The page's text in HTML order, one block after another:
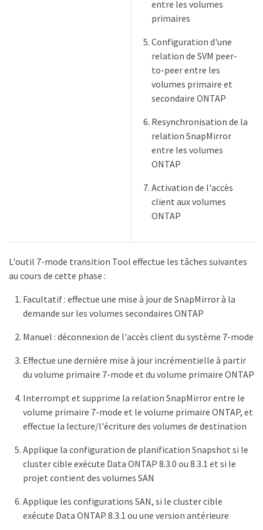
entre les volumes
primaires
Configuration d'une
relation de SVM peer-
to-peer entre les
volumes primaire et
secondaire ONTAP
Resynchronisation de la
relation SnapMirror
entre les volumes
ONTAP
Activation de l'accès
client aux volumes
ONTAP
L'outil 7-mode transition Tool effectue les tâches suivantes
au cours de cette phase :
Facultatif : effectue une mise à jour de SnapMirror à la
demande sur les volumes secondaires ONTAP
Manuel : déconnexion de l'accès client du système 7-mode
Effectue une dernière mise à jour incrémentielle à partir
du volume primaire 7-mode et du volume primaire ONTAP
Interrompt et supprime la relation SnapMirror entre le
volume primaire 7-mode et le volume primaire ONTAP, et
effectue la lecture/l'écriture des volumes de destination
Applique la configuration de planification Snapshot si le
cluster cible exécute Data ONTAP 8.3.0 ou 8.3.1 et si le
projet contient des volumes SAN
Applique les configurations SAN, si le cluster cible
exécute Data ONTAP 8.3.1 ou une version antérieure